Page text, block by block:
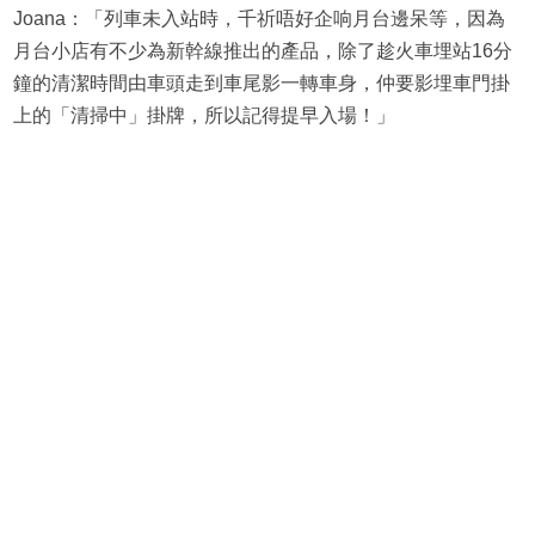
Joana：「列車未入站時，千祈唔好企响月台邊呆等，因為
月台小店有不少為新幹線推出的產品，除了趁火車埋站16分
鐘的清潔時間由車頭走到車尾影一轉車身，仲要影埋車門掛
上的「清掃中」掛牌，所以記得提早入場！」